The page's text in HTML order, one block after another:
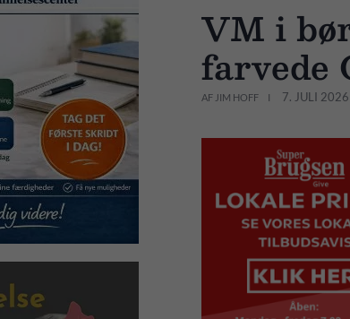
VM i
farvede
AF JIM HOFF 7. JULI 2026